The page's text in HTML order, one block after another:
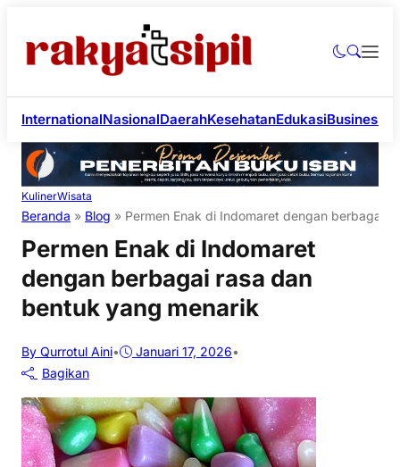
InternationalNasionalDaerahKesehatanEdukasiBusiness
KulinerWisata
Beranda » Blog » Permen Enak di Indomaret dengan berbagai
Permen Enak di Indomaret
dengan berbagai rasa dan
bentuk yang menarik
By Qurrotul Aini• Januari 17, 2026•
Bagikan